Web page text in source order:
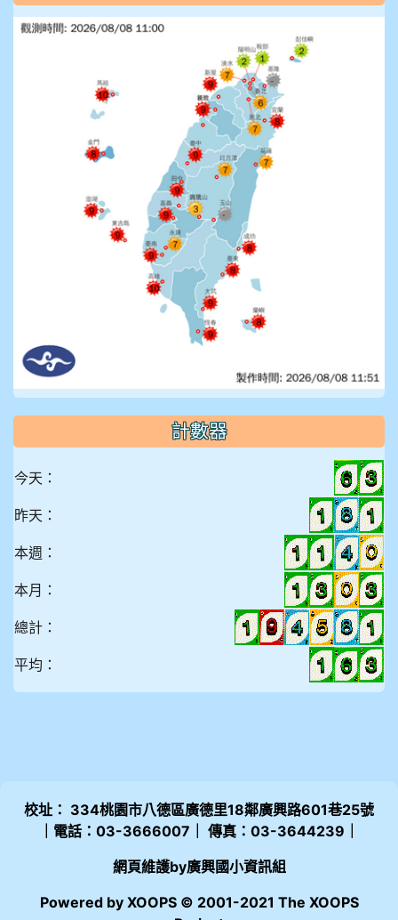
計數器
今天：
昨天：
本週：
本月：
總計：
平均：
校址： 334桃園市八德區廣德里18鄰廣興路601巷25號
｜電話：03-3666007｜ 傳真：03-3644239｜
網頁維護by廣興國小資訊組
Powered by XOOPS © 2001-2021 The XOOPS